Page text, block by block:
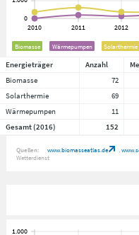
Biomasse Wärmepumpen Solarthermie
Energieträger Anzahl
Biomasse
72
Solarthermie
69
Wärmepumpen
11
Gesamt (2016)
152
Quellen: www.biomasseatlas.de
Wetterdienst